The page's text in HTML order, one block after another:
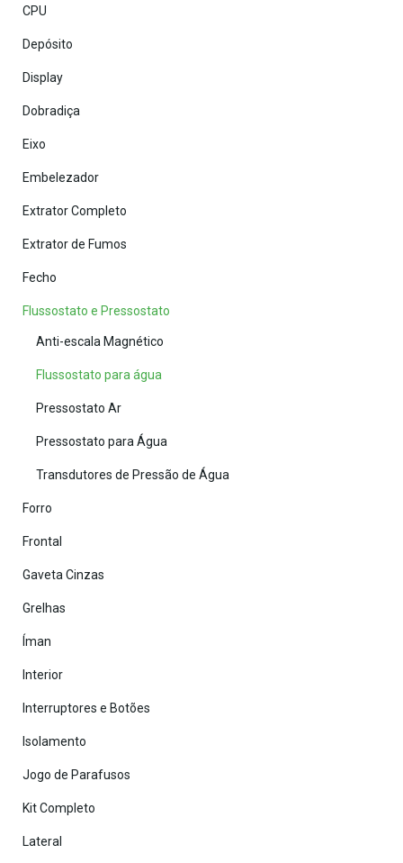
CPU
Depósito
Display
Dobradiça
Eixo
Embelezador
Extrator Completo
Extrator de Fumos
Fecho
Flussostato e Pressostato
Anti-escala Magnético
Flussostato para água
Pressostato Ar
Pressostato para Água
Transdutores de Pressão de Água
Forro
Frontal
Gaveta Cinzas
Grelhas
Íman
Interior
Interruptores e Botões
Isolamento
Jogo de Parafusos
Kit Completo
Lateral